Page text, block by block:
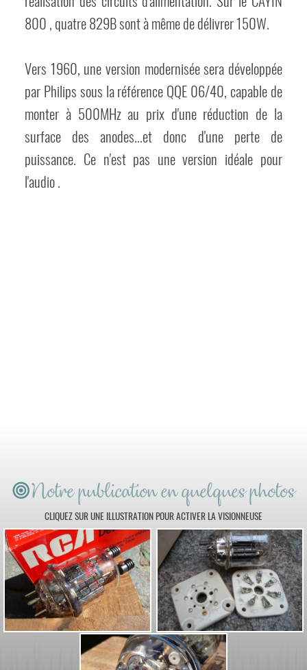
800 , quatre 829B sont à même de délivrer 150W.
Vers 1960, une version modernisée sera développée
par Philips sous la référence QQE 06/40, capable de
monter à 500MHz au prix d'une réduction de la
surface des anodes...et donc d'une perte de
puissance. Ce n'est pas une version idéale pour
l'audio .
Notre publication en quelques photos
CLIQUEZ SUR UNE ILLUSTRATION POUR ACTIVER LA VISIONNEUSE